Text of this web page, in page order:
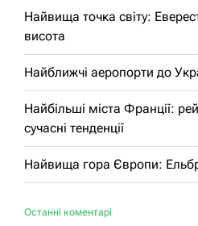
Найвища точка світу:
висота
Найближчі аеропорти до
Найбільші міста Франції:
сучасні тенденції
Найвища гора Європи:
Останні коментарі